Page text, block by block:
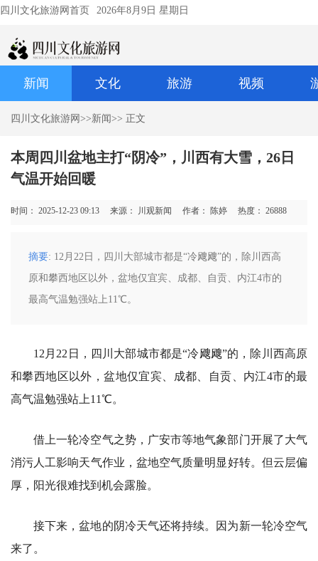
四川文化旅游网首页 2026年8月9日 星期日
新闻 文化 旅游 视频
四川文化旅游网 >>新闻>> 正文
本周四川盆地主打“阴冷”，川西有大雪，26日
气温开始回暖
时间： 2025-12-23 09:13 来源： 川观新闻 作者： 陈婷 热度： 26888
摘要: 12月22日，四川大部城市都是“冷飕飕”的，除川西高
原和攀西地区以外，盆地仅宜宾、成都、自贡、内江4市的
最高气温勉强站上11℃。
12月22日，四川大部城市都是“冷飕飕”的，除川西高原
和攀西地区以外，盆地仅宜宾、成都、自贡、内江4市的最
高气温勉强站上11℃。
借上一轮冷空气之势，广安市等地气象部门开展了大气
消污人工影响天气作业，盆地空气质量明显好转。但云层偏
厚，阳光很难找到机会露脸。
接下来，盆地的阴冷天气还将持续。因为新一轮冷空气
来了。